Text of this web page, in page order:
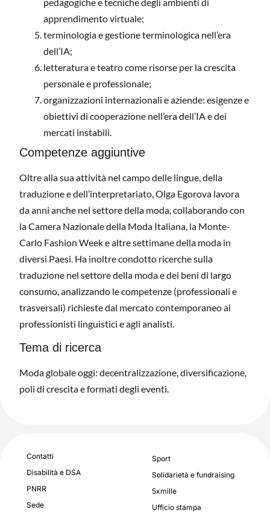
apprendimento virtuale;
terminologia e gestione terminologica nell’era
dell’IA;
letteratura e teatro come risorse per la crescita
personale e professionale;
organizzazioni internazionali e aziende: esigenze e
obiettivi di cooperazione nell’era dell’IA e dei
mercati instabili.
Competenze aggiuntive
Oltre alla sua attività nel campo delle lingue, della
traduzione e dell’interpretariato, Olga Egorova lavora
da anni anche nel settore della moda, collaborando con
la Camera Nazionale della Moda Italiana, la Monte-
Carlo Fashion Week e altre settimane della moda in
diversi Paesi. Ha inoltre condotto ricerche sulla
traduzione nel settore della moda e dei beni di largo
consumo, analizzando le competenze (professionali e
trasversali) richieste dal mercato contemporaneo ai
professionisti linguistici e agli analisti.
Tema di ricerca
Moda globale oggi: decentralizzazione, diversificazione,
poli di crescita e formati degli eventi.
Contatti
Disabilità e DSA
PNRR
Sede
Sport
Solidarietà e fundraising
5xmille
Ufficio stampa